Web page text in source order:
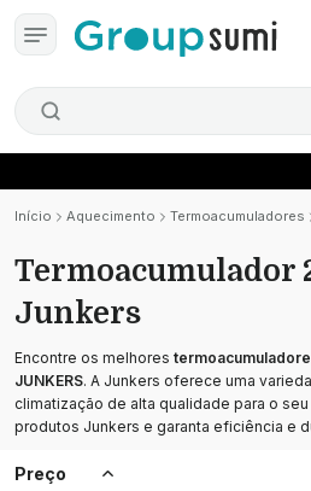
Início Aquecimento Termoacumuladores
Junkers
Encontre os melhores
JUNKERS. A Junkers oferece uma
climatização de alta qualidade para o
produtos Junkers e garanta eficiência e
Preço